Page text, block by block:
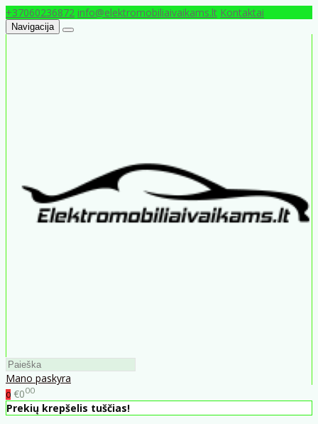
+37060236872 info@elektromobiliaivaikams.lt Kontaktai
Navigacija
Mano paskyra
0 €000
Prekių krepšelis tuščias!